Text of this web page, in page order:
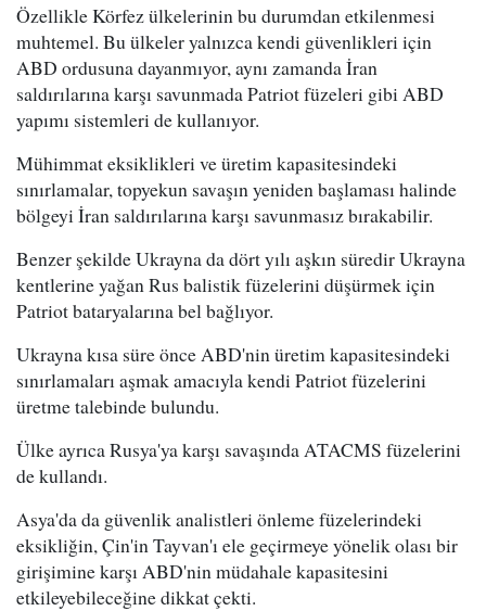
Özellikle Körfez ülkelerinin bu durumdan etkilenmesi
muhtemel. Bu ülkeler yalnızca kendi güvenlikleri için
ABD ordusuna dayanmıyor, aynı zamanda İran
saldırılarına karşı savunmada Patriot füzeleri gibi ABD
yapımı sistemleri de kullanıyor.
Mühimmat eksiklikleri ve üretim kapasitesindeki
sınırlamalar, topyekun savaşın yeniden başlaması halinde
bölgeyi İran saldırılarına karşı savunmasız bırakabilir.
Benzer şekilde Ukrayna da dört yılı aşkın süredir Ukrayna
kentlerine yağan Rus balistik füzelerini düşürmek için
Patriot bataryalarına bel bağlıyor.
Ukrayna kısa süre önce ABD'nin üretim kapasitesindeki
sınırlamaları aşmak amacıyla kendi Patriot füzelerini
üretme talebinde bulundu.
Ülke ayrıca Rusya'ya karşı savaşında ATACMS füzelerini
de kullandı.
Asya'da da güvenlik analistleri önleme füzelerindeki
eksikliğin, Çin'in Tayvan'ı ele geçirmeye yönelik olası bir
girişimine karşı ABD'nin müdahale kapasitesini
etkileyebileceğine dikkat çekti.